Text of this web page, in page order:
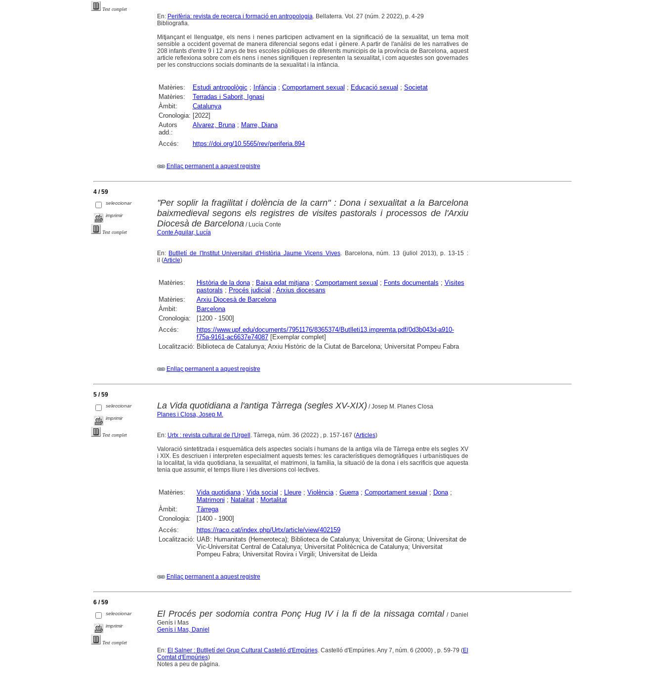
Text complet
En: Perifèria: revista de recerca i formació en antropologia. Bellaterra. Vol. 27 (núm. 2 2022), p. 4-29
Bibliografia.
Mitjançant el llenguatge, els nens i nenes participen activament en la significació de la sexualitat, un tema molt
sensible a occident governat de manera diferencial segons edat i gènere. A partir de l'anàlisi de les narratives de
208 infants d'entre 9 i 12 anys de tres escoles públiques de diferents municipis de la província de Barcelona, aquest
article reflexiona sobre com els nens i nenes signifiquen i representen la sexualitat, i com aquestes son governades
per les construccions socials dominants de la sexualitat i la infància.
Matèries: Estudi antropològic ; Infància; Comportament sexual ; Educació sexual ; Societat
Matèries:
Terradas i Saborit, Ignasi
Àmbit:
Catalunya
Cronologia: [2022]
Autors
add.:
Alvarez, Bruna; Marre, Diana
Accés: https://doi.org/10.5565/rev/periferia.894
Enllaç permanent a aquest registre
4 / 59
seleccionar
imprimir
Text complet
"Per soplir la fragilitat i dolència de la carn" : Dona i sexualitat a la Barcelona
baixmedieval segons els registres de visites pastorals i processos de l'Arxiu
Diocesà de Barcelona/ Lucía Conte
Conte Aguilar, Lucía
En: Butlletí de l'Institut Universitari d'Història Jaume Vicens Vives. Barcelona, núm. 13 (juliol 2013), p. 13-15 :
il (Article)
Matèries: Història de la dona; Baixa edat mitjana; Comportament sexual ; Fonts documentals ; Visites
pastorals ; Procés judicial ; Arxius diocesans
Matèries:
Arxiu Diocesà de Barcelona
Àmbit:
Barcelona
Cronologia:
[1200 - 1500]
Accés:
https://www.upf.edu/documents/7951176/8365374/Butlleti13.impremta.pdf/0d3b043d-a910-
f75a-9161-ac6637e74087[Exemplar complet]
Localització: Biblioteca de Catalunya; Arxiu Històric de la Ciutat de Barcelona; Universitat Pompeu Fabra
Enllaç permanent a aquest registre
5 / 59
seleccionar
imprimir
Text complet
La Vida quotidiana a l'antiga Tàrrega (segles XV-XIX) / Josep M. Planes Closa
Planes i Closa, Josep M.
En: Urtx : revista cultural de l'Urgell . Tàrrega, núm. 36 (2022) , p. 157-167 (Articles)
Valoració sintetitzada i esquemàtica dels aspectes socials i humans de la antiga vila de Tàrrega entre els segles XV
i XIX. Es descriuen i interpreten especialment aquests temes: les característiques demogràfiques i urbanístiques de
la localitat, la vida quotidiana, la sexualitat, el matrimoni, la família, la situació de la dona i els sacrificis que aquesta
tenia que assumir, el temps lliure i les diversions col·lectives.
Matèries: Vida quotidiana; Vida social ; Lleure; Violència; Guerra; Comportament sexual ; Dona;
Matrimoni ; Natalitat; Mortalitat
Àmbit:
Tàrrega
Cronologia:
[1400 - 1900]
Accés:
https://raco.cat/index.php/Urtx/article/view/402159
Localització: UAB: Humanitats (Hemeroteca); Biblioteca de Catalunya; Universitat de Girona; Universitat de
Vic-Universitat Central de Catalunya; Universitat Politècnica de Catalunya; Universitat
Pompeu Fabra; Universitat Rovira i Virgili; Universitat de Lleida
Enllaç permanent a aquest registre
6 / 59
seleccionar
imprimir
Text complet
El Procés per sodomia contra Ponç Hug IV i la fi de la nissaga comtal/ Daniel
Genís i Mas
Genís i Mas, Daniel
En: El Salner : Butlletí del Grup Cultural Castelló d'Empúries. Castelló d'Empúries. Any 7, núm. 6 (2000) , p. 59-79 (El
Comtat d'Empúries)
Notes a peu de pàgina.